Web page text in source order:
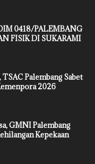
0418/PALEMBANG
FISIK DI SUKARAMI
Palembang Sabet
2026
GMNI Palembang
Kepekaan